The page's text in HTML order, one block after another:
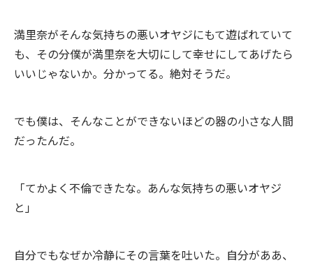
満里奈がそんな気持ちの悪いオヤジにもて遊ばれていて
も、その分僕が満里奈を大切にして幸せにしてあげたら
いいじゃないか。分かってる。絶対そうだ。
でも僕は、そんなことができないほどの器の小さな人間
だったんだ。
「てかよく不倫できたな。あんな気持ちの悪いオヤジ
と」
自分でもなぜか冷静にその言葉を吐いた。自分がああ、